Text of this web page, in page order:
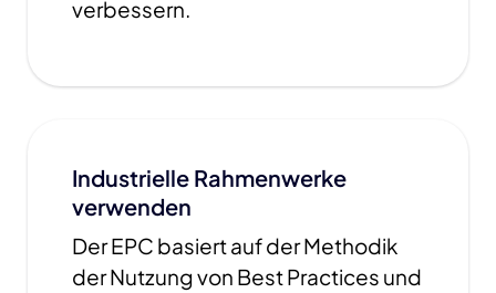
verbessern.
Industrielle Rahmenwerke
verwenden
Der EPC basiert auf der Methodik
der Nutzung von Best Practices und